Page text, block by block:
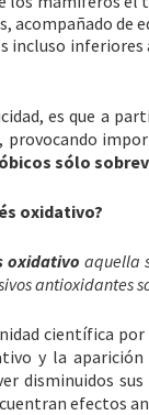
acompañado de
incluso inferiores
es que a
provocando
sólo
oxidativo?
oxidativo aquella
antioxidantes
científica por
y la aparición
disminuidos
efectos